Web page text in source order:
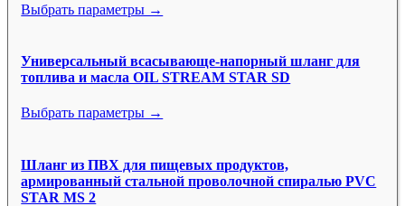
Выбрать параметры →
Универсальный всасывающе-напорный шланг для
топлива и масла OIL STREAM STAR SD
Выбрать параметры →
Шланг из ПВХ для пищевых продуктов,
армированный стальной проволочной спиралью PVC
STAR MS 2